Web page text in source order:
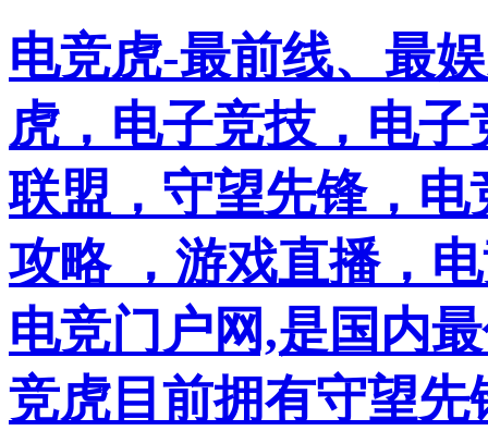
电竞虎-最前线、最
虎，电子竞技，电
联盟，守望先锋，
攻略 ，游戏直播，
电竞门户网,是国内
竞虎目前拥有守望